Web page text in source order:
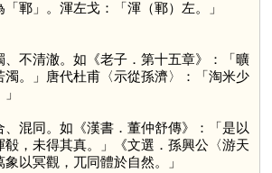
「鄆」。渾左戈：「渾（鄆）左。」
、不清澈。如《老子．第十五章》：「曠
濁。」唐代杜甫〈示從孫濟〉：「淘米少
、混同。如《漢書．董仲舒傳》：「是以
殽，未得其真。」《文選．孫興公〈游天
以冥觀，兀同體於自然。」